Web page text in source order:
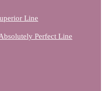
Line
Perfect Line